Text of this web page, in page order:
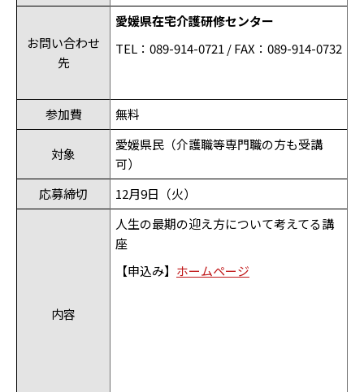
お問い合わせ
先
愛媛県在宅介護研修センター
TEL ： 089-914-0721 / FAX：089-914-0732
参加費 無料
対象
愛媛県民（介護職等専門職の方も受講
可）
応募締切
12月9日（火）
内容
人生の最期の迎え方について考えてる講
座
【申込み】 ホームページ